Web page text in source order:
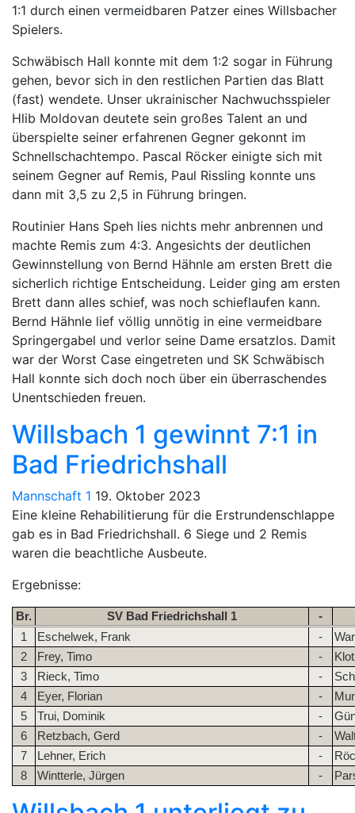
1:1 durch einen vermeidbaren Patzer eines Willsbacher
Spielers.
Schwäbisch Hall konnte mit dem 1:2 sogar in Führung
gehen, bevor sich in den restlichen Partien das Blatt
(fast) wendete. Unser ukrainischer Nachwuchsspieler
Hlib Moldovan deutete sein großes Talent an und
überspielte seiner erfahrenen Gegner gekonnt im
Schnellschachtempo. Pascal Röcker einigte sich mit
seinem Gegner auf Remis, Paul Rissling konnte uns
dann mit 3,5 zu 2,5 in Führung bringen.
Routinier Hans Speh lies nichts mehr anbrennen und
machte Remis zum 4:3. Angesichts der deutlichen
Gewinnstellung von Bernd Hähnle am ersten Brett die
sicherlich richtige Entscheidung. Leider ging am ersten
Brett dann alles schief, was noch schieflaufen kann.
Bernd Hähnle lief völlig unnötig in eine vermeidbare
Springergabel und verlor seine Dame ersatzlos. Damit
war der Worst Case eingetreten und SK Schwäbisch
Hall konnte sich doch noch über ein überraschendes
Unentschieden freuen.
Willsbach 1 gewinnt 7:1 in
Bad Friedrichshall
Mannschaft 1 19. Oktober 2023
Eine kleine Rehabilitierung für die Erstrundenschlappe
gab es in Bad Friedrichshall. 6 Siege und 2 Remis
waren die beachtliche Ausbeute.
Ergebnisse:
Br. SV Bad Friedrichshall 1
-
1
Eschelwek, Frank -
2
Frey, Timo -
3
Rieck, Timo -
4
Eyer, Florian -
5
Trui, Dominik -
6
Retzbach, Gerd -
7
Lehner, Erich -
8
Wintterle, Jürgen -